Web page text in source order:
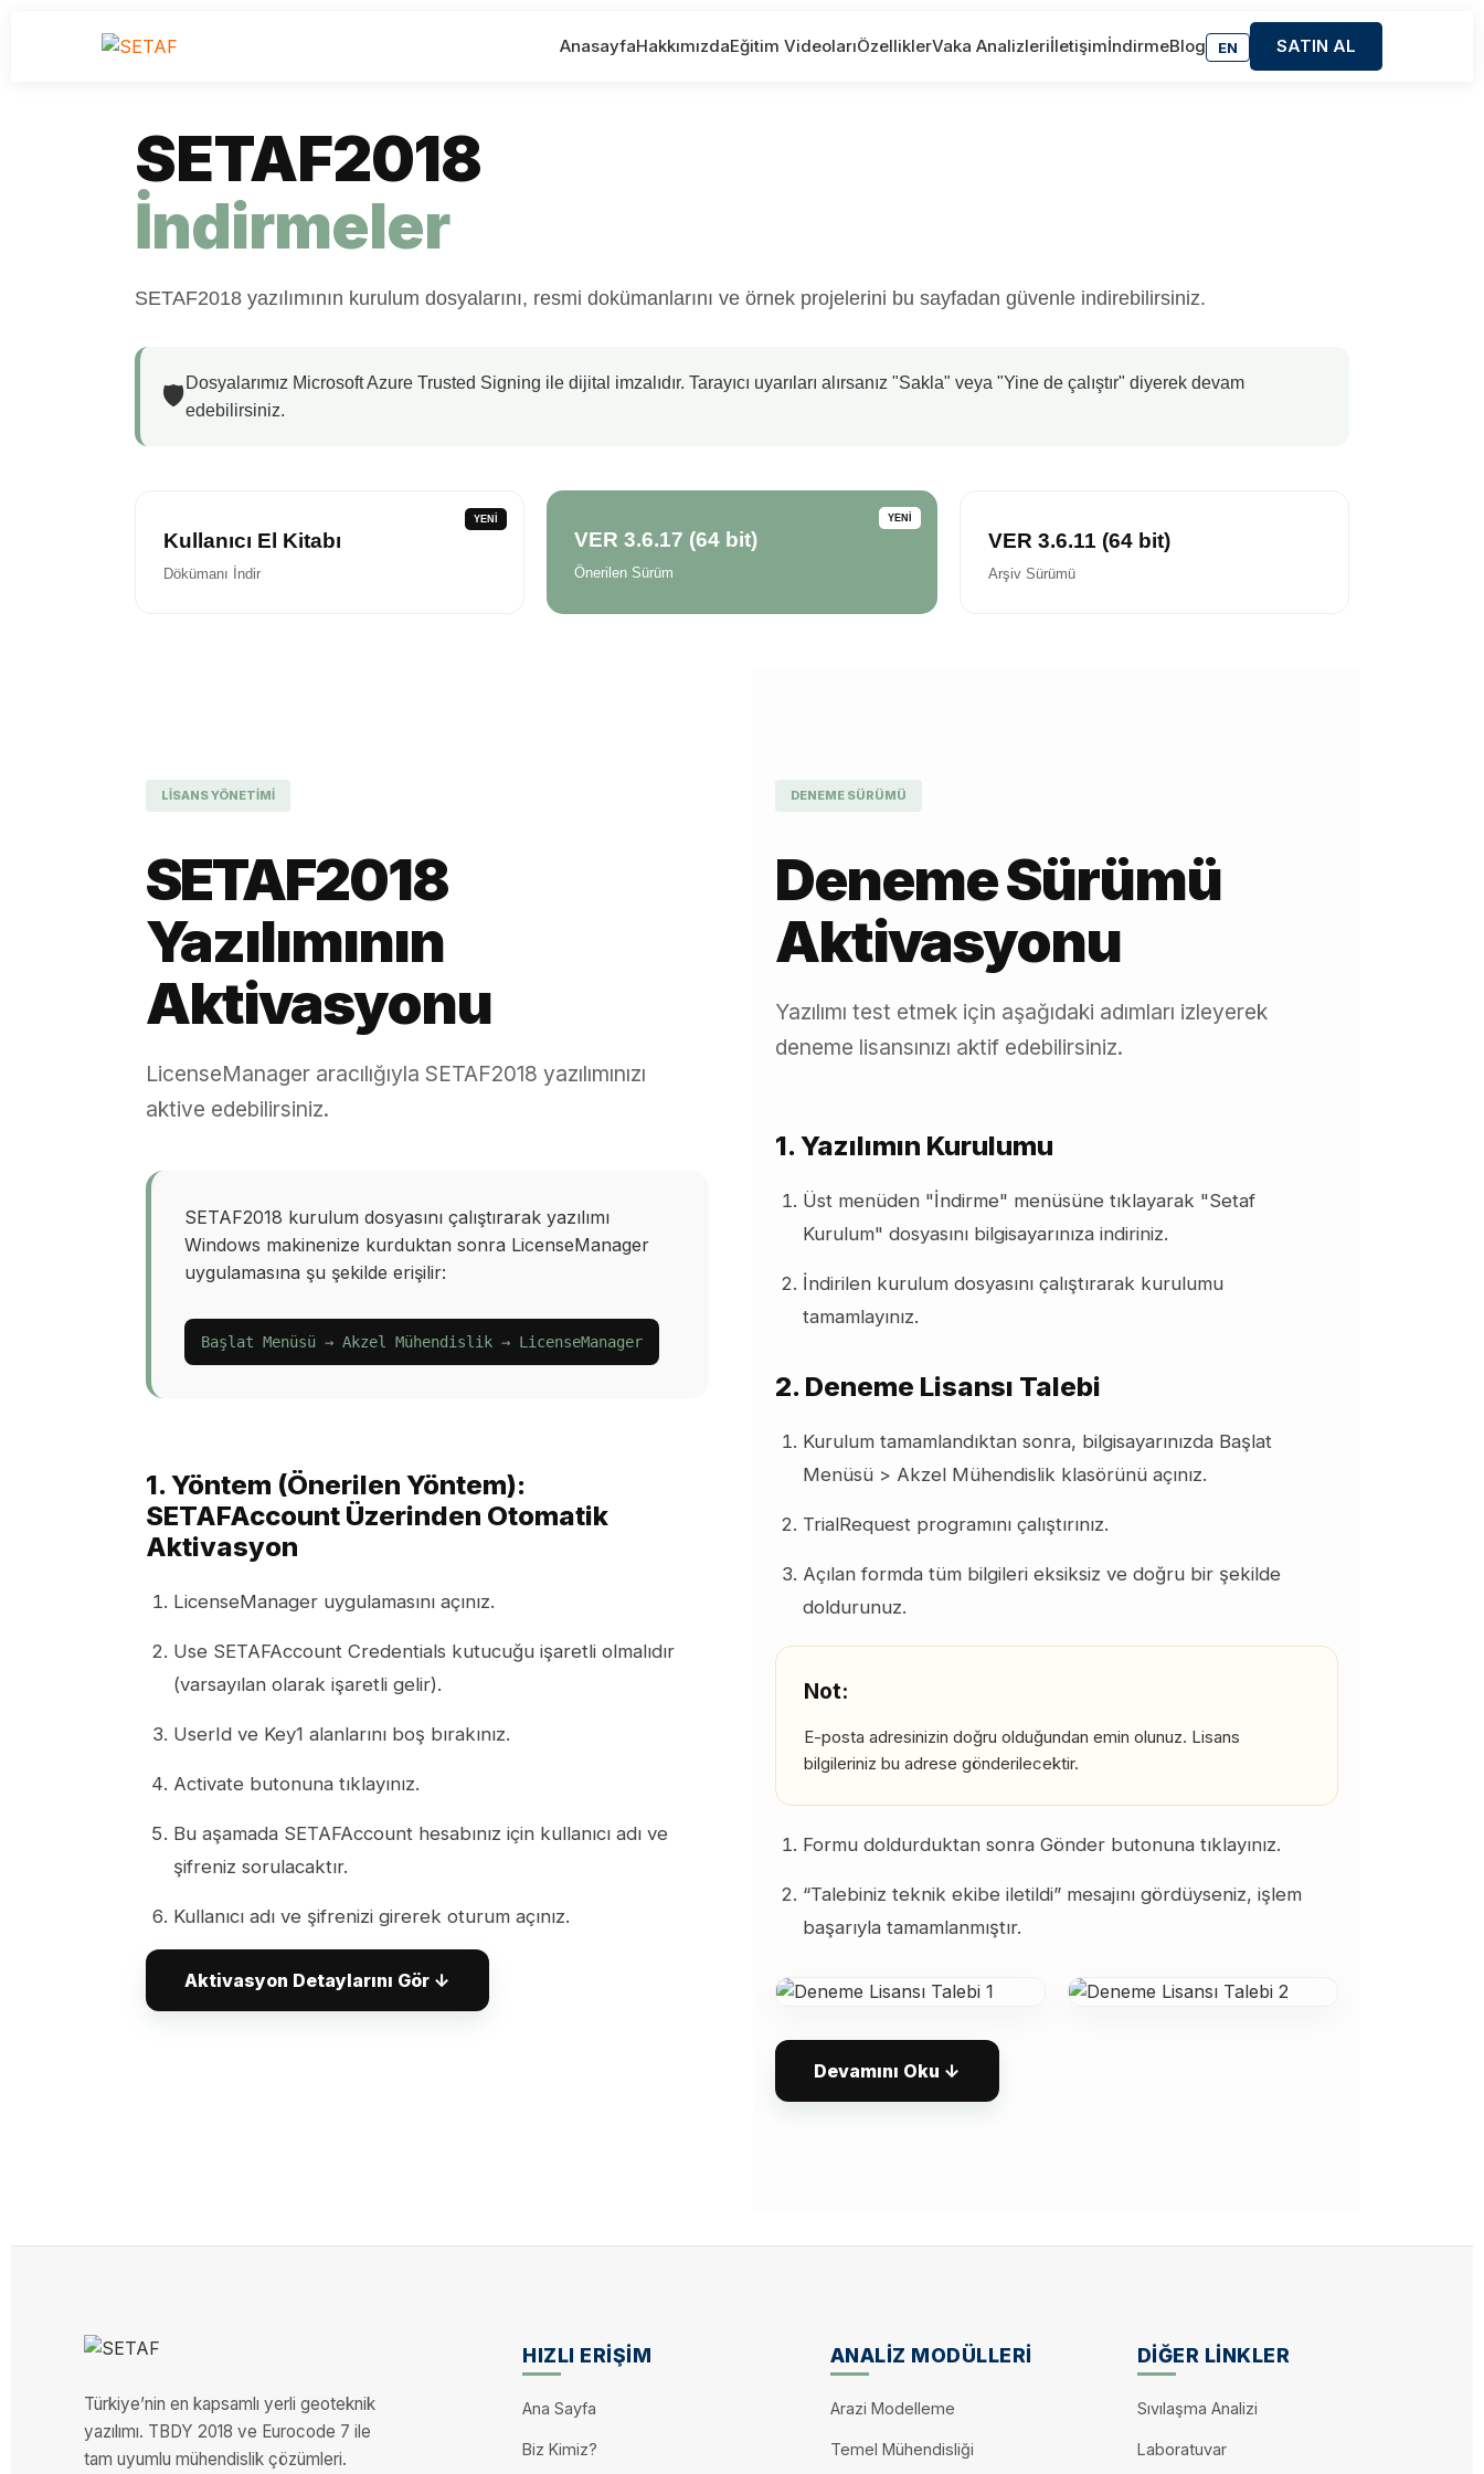
AnasayfaHakkımızdaEğitim VideolarıÖzelliklerVaka AnalizleriİletişimİndirmeBlog EN SATIN AL
SETAF2018
İndirmeler
SETAF2018 yazılımının kurulum dosyalarını, resmi dokümanlarını ve örnek projelerini bu sayfadan güvenle indirebilirsiniz.
🛡️Dosyalarımız Microsoft Azure Trusted Signing ile dijital imzalıdır. Tarayıcı uyarıları alırsanız "Sakla" veya "Yine de çalıştır" diyerek devam
edebilirsiniz.
YENİ
Kullanıcı El Kitabı
Dökümanı İndir
YENİ
VER 3.6.17 (64 bit)
Önerilen Sürüm
VER 3.6.11 (64 bit)
Arşiv Sürümü
LİSANS YÖNETİMİ
SETAF2018
Yazılımının
Aktivasyonu
LicenseManager aracılığıyla SETAF2018 yazılımınızı
aktive edebilirsiniz.
SETAF2018 kurulum dosyasını çalıştırarak yazılımı
Windows makinenize kurduktan sonra LicenseManager
uygulamasına şu şekilde erişilir:
Başlat Menüsü → Akzel Mühendislik → LicenseManager
1. Yöntem (Önerilen Yöntem):
SETAFAccount Üzerinden Otomatik
Aktivasyon
LicenseManager uygulamasını açınız.
Use SETAFAccount Credentials kutucuğu işaretli olmalıdır
(varsayılan olarak işaretli gelir).
UserId ve Key1 alanlarını boş bırakınız.
Activate butonuna tıklayınız.
Bu aşamada SETAFAccount hesabınız için kullanıcı adı ve
şifreniz sorulacaktır.
Kullanıcı adı ve şifrenizi girerek oturum açınız.
Oturum açma tamamlandıktan sonra sistem:
SETAFAccount hesabınızdan sizin UserId ve Activation
kaldırınız.
SETAF hesabınızda tanımlanmış olan:
Aktivasyon Detaylarını Gör ↓
DENEME SÜRÜMÜ
Deneme Sürümü
Aktivasyonu
Yazılımı test etmek için aşağıdaki adımları izleyerek
deneme lisansınızı aktif edebilirsiniz.
1. Yazılımın Kurulumu
Üst menüden "İndirme" menüsüne tıklayarak "Setaf
Kurulum" dosyasını bilgisayarınıza indiriniz.
İndirilen kurulum dosyasını çalıştırarak kurulumu
tamamlayınız.
2. Deneme Lisansı Talebi
Kurulum tamamlandıktan sonra, bilgisayarınızda Başlat
Menüsü > Akzel Mühendislik klasörünü açınız.
TrialRequest programını çalıştırınız.
Açılan formda tüm bilgileri eksiksiz ve doğru bir şekilde
doldurunuz.
Not:
E-posta adresinizin doğru olduğundan emin olunuz. Lisans
bilgileriniz bu adrese gönderilecektir.
Formu doldurduktan sonra Gönder butonuna tıklayınız.
“Talebiniz teknik ekibe iletildi” mesajını gördüyseniz, işlem
başarıyla tamamlanmıştır.
3. Yazılımın Etkinleştirilmesi
Devamını Oku ↓
Türkiye’nin en kapsamlı yerli geoteknik
yazılımı. TBDY 2018 ve Eurocode 7 ile
tam uyumlu mühendislik çözümleri.
HIZLI ERIŞIM
Ana Sayfa
Biz Kimiz?
ANALIZ MODÜLLERI
Arazi Modelleme
Temel Mühendisliği
DIĞER LINKLER
Sıvılaşma Analizi
Laboratuvar